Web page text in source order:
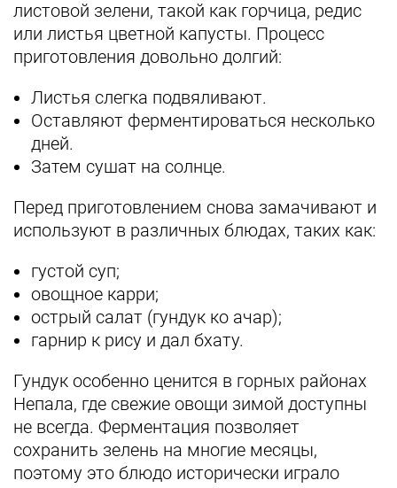
листовой зелени, такой как горчица, редис
или листья цветной капусты. Процесс
приготовления довольно долгий:
Листья слегка подвяливают.
Оставляют ферментироваться несколько
дней.
Затем сушат на солнце.
Перед приготовлением снова замачивают и
используют в различных блюдах, таких как:
густой суп;
овощное карри;
острый салат (гундук ко ачар);
гарнир к рису и дал бхату.
Гундук особенно ценится в горных районах
Непала, где свежие овощи зимой доступны
не всегда. Ферментация позволяет
сохранить зелень на многие месяцы,
поэтому это блюдо исторически играло